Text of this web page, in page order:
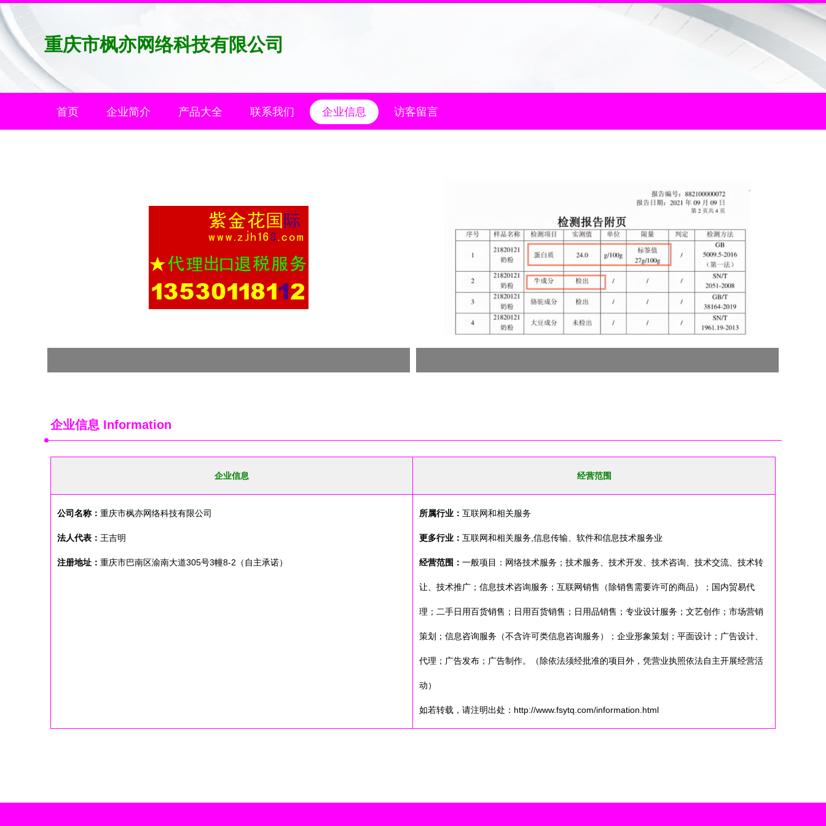
重庆市枫亦网络科技有限公司
首页 企业简介 产品大全 联系我们 企业信息 访客留言
企业信息 Information
企业信息 经营范围
公司名称： 重庆市枫亦网络科技有限公司
法人代表： 王吉明
注册地址： 重庆市巴南区渝南大道305号3幢8-2（自主承诺）
所属行业： 互联网和相关服务
更多行业： 互联网和相关服务,信息传输、软件和信息技术服务业
经营范围： 一般项目：网络技术服务；技术服务、技术开发、技术咨询、技术交流、技术转
让、技术推广；信息技术咨询服务；互联网销售（除销售需要许可的商品）；国内贸易代
理；二手日用百货销售；日用百货销售；日用品销售；专业设计服务；文艺创作；市场营销
策划；信息咨询服务（不含许可类信息咨询服务）；企业形象策划；平面设计；广告设计、
代理；广告发布；广告制作。（除依法须经批准的项目外，凭营业执照依法自主开展经营活
动）
如若转载，请注明出处：http://www.fsytq.com/information.html